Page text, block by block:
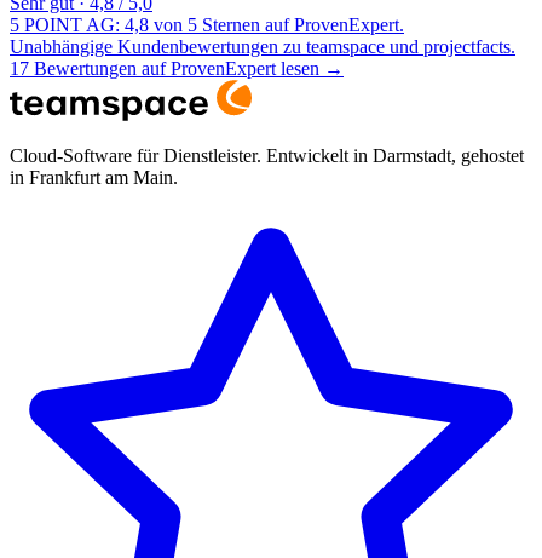
5 POINT AG: 4,8 von 5 Sternen auf ProvenExpert.
Unabhängige Kundenbewertungen zu teamspace und projectfacts.
17 Bewertungen auf ProvenExpert lesen →
Cloud-Software für Dienstleister. Entwickelt in Darmstadt, gehostet
in Frankfurt am Main.